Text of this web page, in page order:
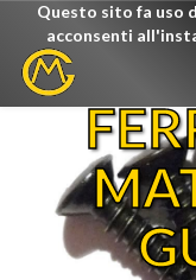
Questo sito fa uso
acconsenti